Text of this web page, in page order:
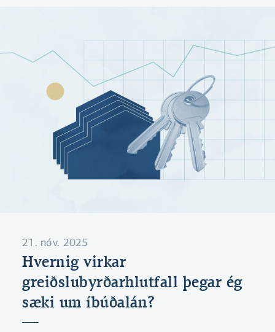
21. nóv. 2025
Hvernig virkar
greiðslubyrðarhlutfall þegar ég
sæki um íbúðalán?